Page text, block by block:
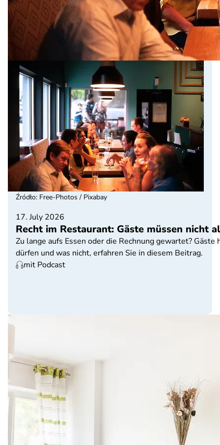
17. July 2026
Recht im Restaurant: Gäste müssen nicht
Zu lange aufs Essen oder die Rechnung gewartet?
dürfen und was nicht, erfahren Sie in diesem Beitrag.
mit Podcast
Źródło: Free-Photos / Pixabay